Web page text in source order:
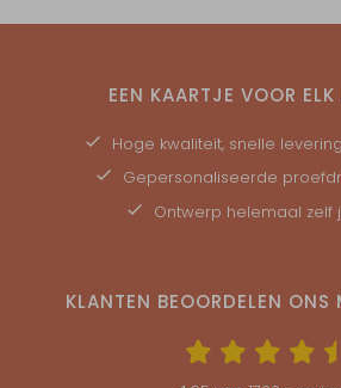
EEN KAARTJE VOOR
Hoge kwaliteit, snelle levering
Gepersonaliseerde
Ontwerp helemaal zelf
KLANTEN BEOORDELEN ONS